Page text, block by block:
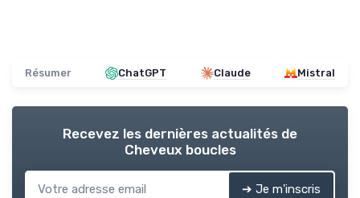
Résumer ChatGPT Claude Mistral
Recevez les dernières actualités de
Cheveux boucles
➔ Je m'inscris